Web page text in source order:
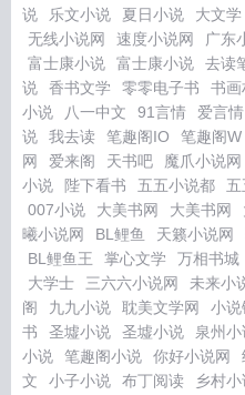
说
乐文小说 夏日小说 大文学
无线小说网
速度小说网 广东
富士康小说
富士康小说 去读
说
香书文学 零零电子书 书画
小说
八一中文 91言情 爱言情
说
我去读 笔趣阁IO 笔趣阁W
网
爱来阁 天书吧 魔爪小说网
小说
陛下看书 五五小说都 五
007小说
大美书网 大美书网
曦小说网
BL鲤鱼 天籁小说网
BL鲤鱼王
掌心文学 万相书城
大学士
三六六小说网 未来小
阁
九九小说 耽美文学网 小说
书
圣墟小说 圣墟小说 泉州小
小说
笔趣阁小说 你好小说网
文
小子小说 布丁阅读 乡村